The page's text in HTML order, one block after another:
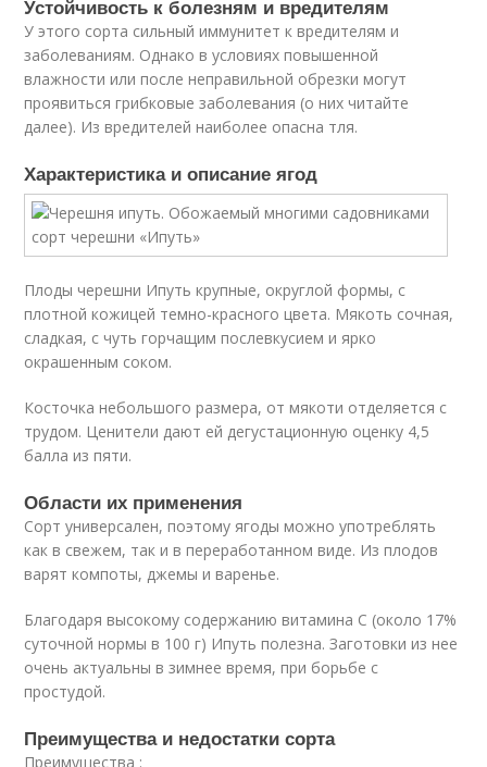
Устойчивость к болезням и вредителям
У этого сорта сильный иммунитет к вредителям и
заболеваниям. Однако в условиях повышенной
влажности или после неправильной обрезки могут
проявиться грибковые заболевания (о них читайте
далее). Из вредителей наиболее опасна тля.
Характеристика и описание ягод
Плоды черешни Ипуть крупные, округлой формы, с
плотной кожицей темно-красного цвета. Мякоть сочная,
сладкая, с чуть горчащим послевкусием и ярко
окрашенным соком.
Косточка небольшого размера, от мякоти отделяется с
трудом. Ценители дают ей дегустационную оценку 4,5
балла из пяти.
Области их применения
Сорт универсален, поэтому ягоды можно употреблять
как в свежем, так и в переработанном виде. Из плодов
варят компоты, джемы и варенье.
Благодаря высокому содержанию витамина С (около 17%
суточной нормы в 100 г) Ипуть полезна. Заготовки из нее
очень актуальны в зимнее время, при борьбе с
простудой.
Преимущества и недостатки сорта
Преимущества :